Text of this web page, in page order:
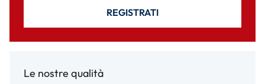
REGISTRATI
Le nostre qualità